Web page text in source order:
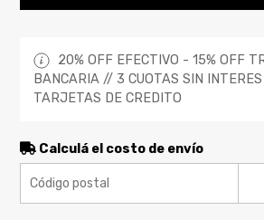
20% OFF EFECTIVO - 15% OFF
BANCARIA // 3 CUOTAS SIN
TARJETAS DE CREDITO
Calculá el costo de envío